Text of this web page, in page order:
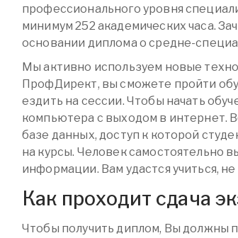
профессионального уровня
минимум 252 академических часа.
основании диплома о средне-
Мы активно используем новые
ПрофДирект, вы сможете пройти
ездить на сессии. Чтобы начать
компьютера с выходом в интернет.
базе данных, доступ к которой
на курсы. Человек самостоятельно
информации. Вам удастся учиться,
Как проходит сдача
Чтобы получить диплом, Вы должны